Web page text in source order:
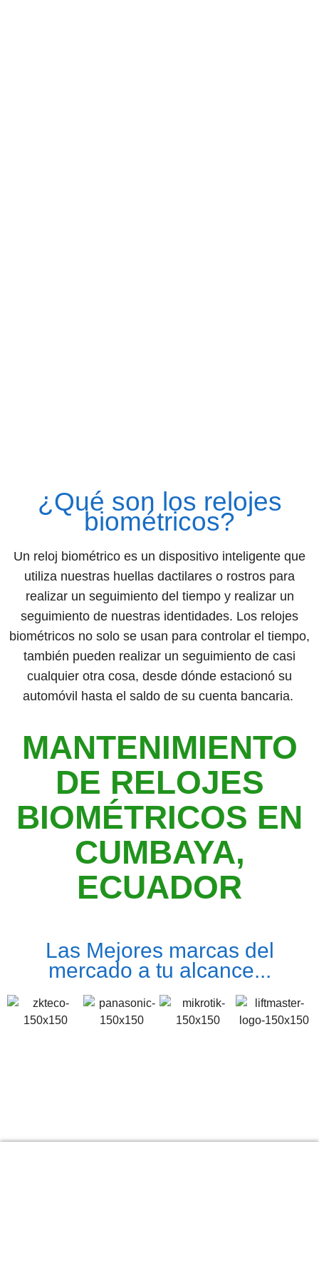
¿Qué son los relojes
biométricos?
Un reloj biométrico es un dispositivo inteligente que
utiliza nuestras huellas dactilares o rostros para
realizar un seguimiento del tiempo y realizar un
seguimiento de nuestras identidades. Los relojes
biométricos no solo se usan para controlar el tiempo,
también pueden realizar un seguimiento de casi
cualquier otra cosa, desde dónde estacionó su
automóvil hasta el saldo de su cuenta bancaria.
MANTENIMIENTO
DE RELOJES
BIOMÉTRICOS EN
CUMBAYA,
ECUADOR
Las Mejores marcas del
mercado a tu alcance...